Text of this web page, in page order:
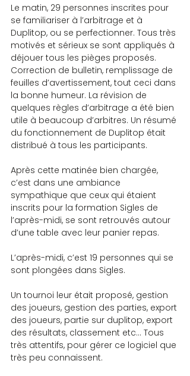
Le matin, 29 personnes inscrites pour
se familiariser à l’arbitrage et à
Duplitop, ou se perfectionner. Tous très
motivés et sérieux se sont appliqués à
déjouer tous les pièges proposés.
Correction de bulletin, remplissage de
feuilles d’avertissement, tout ceci dans
la bonne humeur. La révision de
quelques règles d’arbitrage a été bien
utile à beaucoup d’arbitres. Un résumé
du fonctionnement de Duplitop était
distribué à tous les participants.
Après cette matinée bien chargée,
c’est dans une ambiance
sympathique que ceux qui étaient
inscrits pour la formation Sigles de
l’après-midi, se sont retrouvés autour
d’une table avec leur panier repas.
L’après-midi, c’est 19 personnes qui se
sont plongées dans Sigles.
Un tournoi leur était proposé, gestion
des joueurs, gestion des parties, export
des joueurs, partie sur duplitop, export
des résultats, classement etc… Tous
très attentifs, pour gérer ce logiciel que
très peu connaissent.